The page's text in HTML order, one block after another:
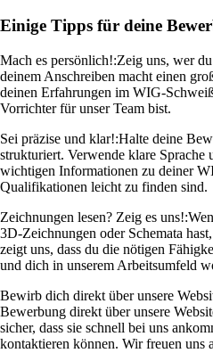
Einige Tipps für deine
Mach es persönlich!:Zeig uns, wer
deinem Anschreiben macht einen
deinen Erfahrungen im WIG-
Vorrichter für unser Team bist.
Sei präzise und klar!:Halte deine
strukturiert. Verwende klare Sprache
wichtigen Informationen zu deiner
Qualifikationen leicht zu finden sind.
Zeichnungen lesen? Zeig es uns!:
3D-Zeichnungen oder Schemata
zeigt uns, dass du die nötigen
und dich in unserem Arbeitsumfeld
Bewirb dich direkt über unsere
Bewerbung direkt über unsere
sicher, dass sie schnell bei uns
kontaktieren können. Wir freuen uns